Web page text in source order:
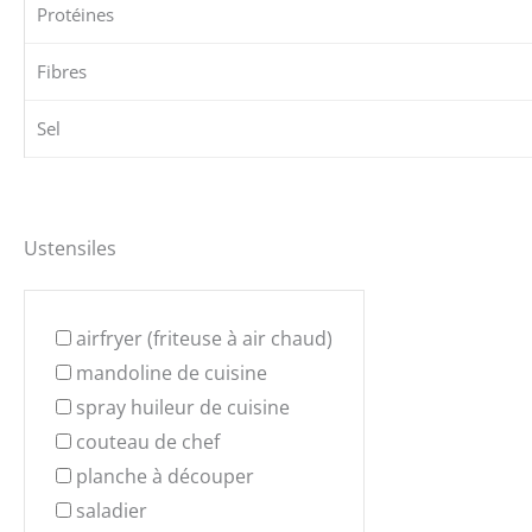
Protéines
Fibres
Sel
Ustensiles
airfryer (friteuse à air chaud)
mandoline de cuisine
spray huileur de cuisine
couteau de chef
planche à découper
saladier